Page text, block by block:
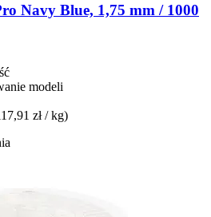
Navy Blue, 1,75 mm / 1000
modeli
zł / kg)